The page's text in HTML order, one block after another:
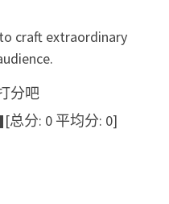
craft extraordinary
分吧
[总分: 0 平均分: 0]